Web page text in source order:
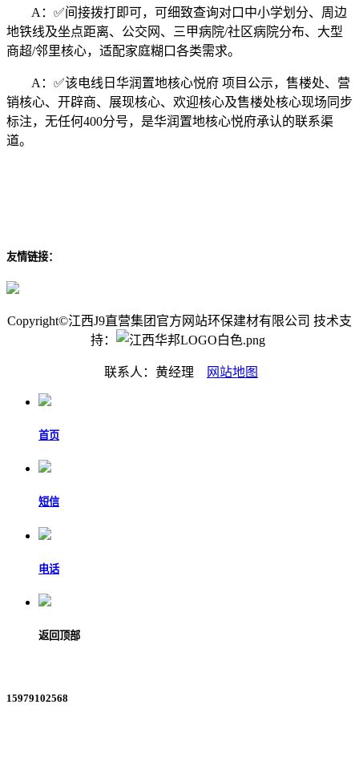
A：✅间接拨打即可，可细致查询对口中小学划分、周边
地铁线及坐点距离、公交网、三甲病院/社区病院分布、大型
商超/邻里核心，适配家庭糊口各类需求。
A：✅该电线日华润置地核心悦府 项目公示，售楼处、营
销核心、开辟商、展现核心、欢迎核心及售楼处核心现场同步
标注，无任何400分号，是华润置地核心悦府承认的联系渠
道。
友情链接：
Copyright©江西J9直营集团官方网站环保建材有限公司 技术支
持：
联系人：黄经理 网站地图
首页
短信
电话
返回顶部
15979102568